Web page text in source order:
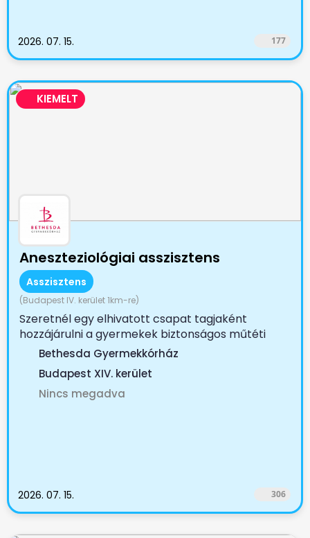
2026. 07. 15. 177
KIEMELT
Aneszteziológiai asszisztens
Asszisztens
(Budapest IV. kerület 1km-re)
Szeretnél egy elhivatott csapat tagjaként
hozzájárulni a gyermekek biztonságos műtéti
ellátásához? A...
Bethesda Gyermekkórház
Budapest XIV. kerület
Nincs megadva
2026. 07. 15. 306